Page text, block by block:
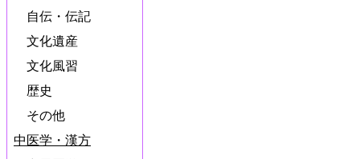
自伝・伝記
文化遺産
文化風習
歴史
その他
中医学・漢方